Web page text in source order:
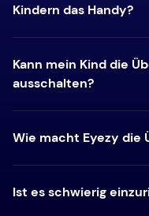
Kindern das Handy?
Kann mein Kind die
ausschalten?
Wie macht Eyezy die
Ist es schwierig